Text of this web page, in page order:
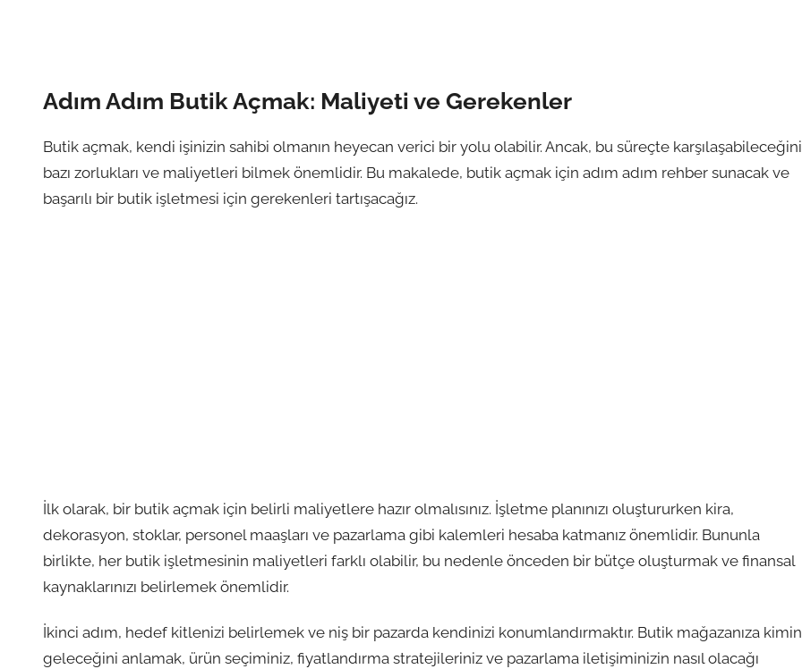
Adım Adım Butik Açmak: Maliyeti ve Gerekenler
Butik açmak, kendi işinizin sahibi olmanın heyecan verici bir yolu olabilir. Ancak, bu süreçte
bazı zorlukları ve maliyetleri bilmek önemlidir. Bu makalede, butik açmak için adım adım rehber sunacak ve
başarılı bir butik işletmesi için gerekenleri tartışacağız.
İlk olarak, bir butik açmak için belirli maliyetlere hazır olmalısınız. İşletme planınızı oluştururken kira,
dekorasyon, stoklar, personel maaşları ve pazarlama gibi kalemleri hesaba katmanız önemlidir. Bununla
birlikte, her butik işletmesinin maliyetleri farklı olabilir, bu nedenle önceden bir bütçe oluşturmak ve finansal
kaynaklarınızı belirlemek önemlidir.
İkinci adım, hedef kitlenizi belirlemek ve niş bir pazarda kendinizi konumlandırmaktır. Butik mağazanıza kimin
geleceğini anlamak, ürün seçiminiz, fiyatlandırma stratejileriniz ve pazarlama iletişiminizin nasıl olacağı